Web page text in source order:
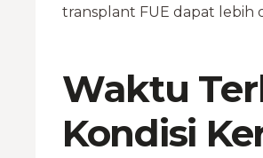
transplant FUE dapat lebih
Waktu
Kondisi